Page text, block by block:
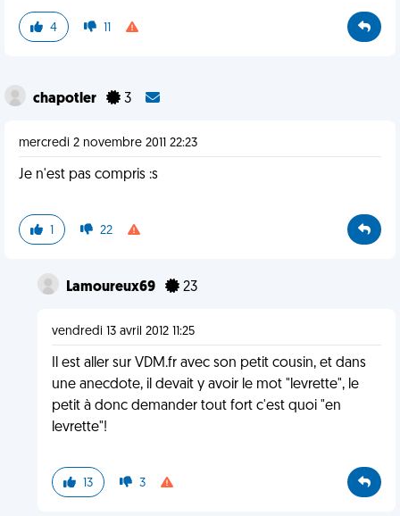
4 11
chapotler 3
mercredi 2 novembre 2011 22:23
Je n'est pas compris :s
1 22
Lamoureux69 23
vendredi 13 avril 2012 11:25
Il est aller sur VDM.fr avec son petit cousin, et dans
une anecdote, il devait y avoir le mot "levrette", le
petit à donc demander tout fort c'est quoi "en
levrette"!
13 3